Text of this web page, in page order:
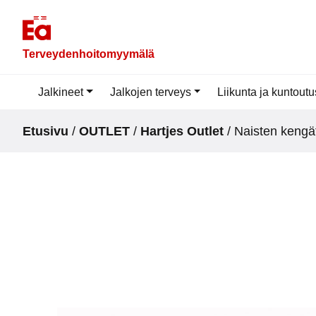
content
Terveydenhoitomyymälä
Jalkineet Jalkojen terveys Liikunta ja
Etusivu / OUTLET / Hartjes Outlet / Naisten